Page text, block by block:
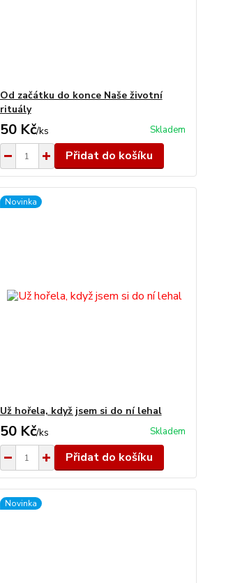
Od začátku do konce Naše životní
rituály
50 Kč/ks Skladem
Přidat do košíku
Novinka
Už hořela, když jsem si do ní lehal
50 Kč/ks Skladem
Přidat do košíku
Novinka